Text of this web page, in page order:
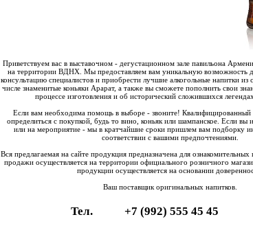
Приветствуем вас в выставочном - дегустационном зале павильона
на территории ВДНХ. Мы предоставляем вам уникальную возможность
консультацию специалистов и приобрести лучшие алкогольные напитки
числе знаменитые коньяки Арарат, а также вы сможете пополнить свои
процессе изготовления и об исторический сложившихся
Если вам необходима помощь в выборе - звоните! Квалифицированный
определиться с покупкой, будь то вино, коньяк или шампанское. Если вы
или на мероприятие - мы в кратчайшие сроки пришлем вам подборку
соответствии с вашими предпочтениями.
Вся предлагаемая на сайте продукция предназначена для
продажи осуществляется на территории официального розничного
продукции осуществляется на основании
Ваш поставщик оригинальных напитков.
Тел. +7 (992) 555 45 45